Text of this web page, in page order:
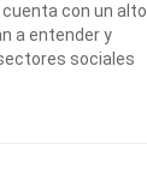
con un alto
a entender y
sociales